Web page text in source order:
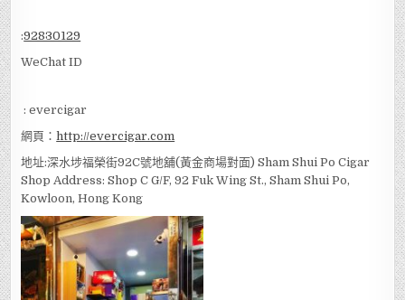
:92830129
WeChat ID
: evercigar
網頁：http://evercigar.com
地址:深水埗福榮街92C號地舖(黃金商場對面) Sham Shui Po Cigar
Shop Address: Shop C G/F, 92 Fuk Wing St., Sham Shui Po,
Kowloon, Hong Kong